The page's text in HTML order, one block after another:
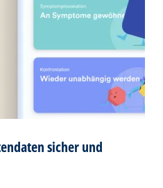
sicher und